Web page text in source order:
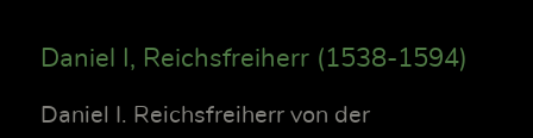
Daniel I, Reichsfreiherr (1538-1594)
Daniel I. Reichsfreiherr von der